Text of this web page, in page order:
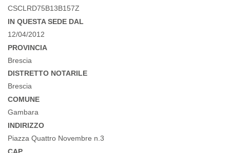
CSCLRD75B13B157Z
IN QUESTA SEDE DAL
12/04/2012
PROVINCIA
Brescia
DISTRETTO NOTARILE
Brescia
COMUNE
Gambara
INDIRIZZO
Piazza Quattro Novembre n.3